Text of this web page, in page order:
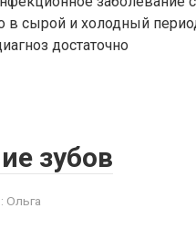
в сырой и холодный
достаточно
зубов
Ольга